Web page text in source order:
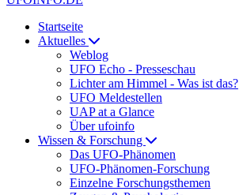
Startseite
Aktuelles
Weblog
UFO Echo - Presseschau
Lichter am Himmel - Was ist das?
UFO Meldestellen
UAP at a Glance
Über ufoinfo
Wissen & Forschung
Das UFO-Phänomen
UFO-Phänomen-Forschung
Einzelne Forschungsthemen